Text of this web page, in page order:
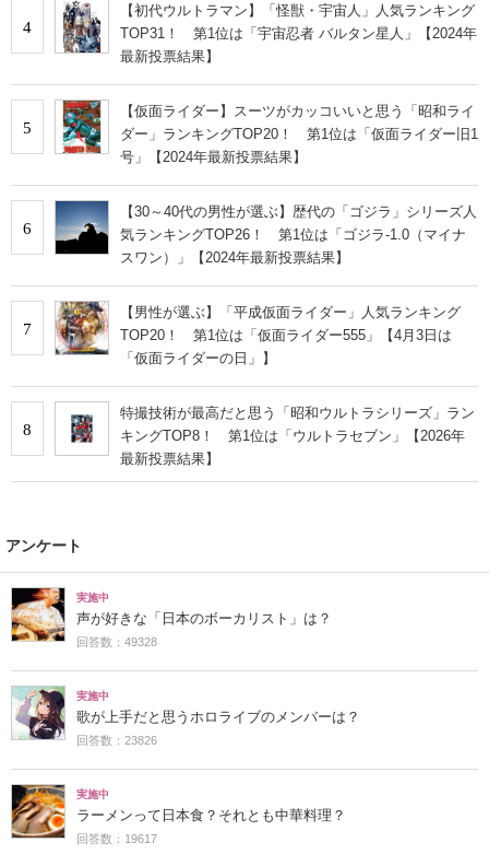
4
【初代ウルトラマン】「怪獣・宇宙人」人気ランキング
TOP31！ 第1位は「宇宙忍者 バルタン星人」【2024年
最新投票結果】
5
【仮面ライダー】スーツがカッコいいと思う「昭和ライ
ダー」ランキングTOP20！ 第1位は「仮面ライダー旧1
号」【2024年最新投票結果】
6
【30～40代の男性が選ぶ】歴代の「ゴジラ」シリーズ人
気ランキングTOP26！ 第1位は「ゴジラ-1.0（マイナ
スワン）」【2024年最新投票結果】
7
【男性が選ぶ】「平成仮面ライダー」人気ランキング
TOP20！ 第1位は「仮面ライダー555」【4月3日は
「仮面ライダーの日」】
8
特撮技術が最高だと思う「昭和ウルトラシリーズ」ラン
キングTOP8！ 第1位は「ウルトラセブン」【2026年
最新投票結果】
アンケート
実施中
声が好きな「日本のボーカリスト」は？
回答数：49328
実施中
歌が上手だと思うホロライブのメンバーは？
回答数：23826
実施中
ラーメンって日本食？それとも中華料理？
回答数：19617